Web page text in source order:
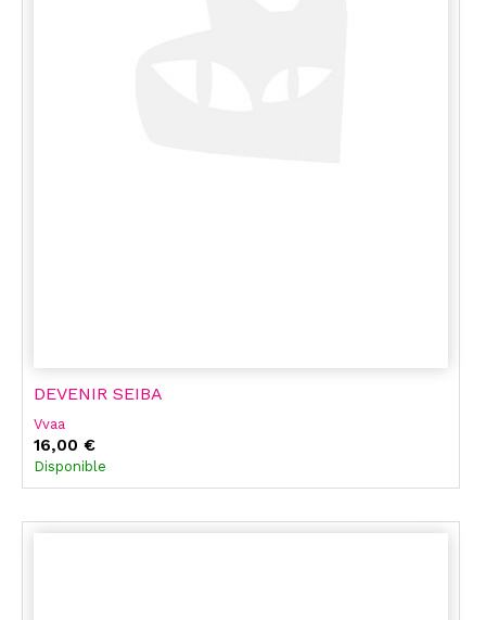
DEVENIR SEIBA
Vvaa
16,00 €
Disponible